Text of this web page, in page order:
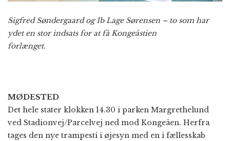
Sigfred Søndergaard og Ib Lage Sørensen – to som har
ydet en stor indsats for at få Kongeåstien
forlænget.
MØDESTED
Det hele stater klokken 14.30 i parken Margrethelund
ved Stadionvej/Parcelvej ned mod Kongeåen. Herfra
tages den nye trampesti i øjesyn med en i fællesskab